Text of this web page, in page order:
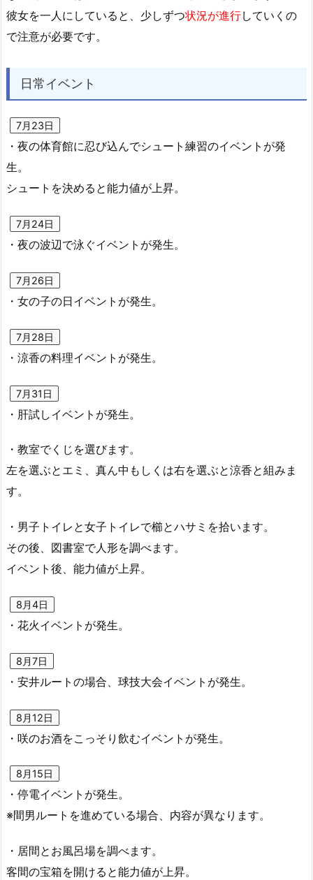
彼女を一人にしていると、少しずつ状況が進行していくの
で注意が必要です。
日常イベント
7月23日
・夜の体育館に忍び込んでシュート練習のイベントが発
生。
シュートを決めると能力値が上昇。
7月24日
・夜の波辺で泳ぐイベントが発生。
7月26日
・女の子の日イベントが発生。
7月28日
・涼香の料理イベントが発生。
7月31日
・肝試しイベントが発生。
・教室でくじを選びます。
左を選ぶとエミ、真ん中もしくは右を選ぶと涼香と組みま
す。
・男子トイレと女子トイレで櫛とハサミを拾います。
その後、図書室で人形を調べます。
イベント後、能力値が上昇。
8月4日
・花火イベントが発生。
8月7日
・安井ルートの場合、球技大会イベントが発生。
8月12日
・咲のお酒をこっそり飲むイベントが発生。
8月15日
・停電イベントが発生。
※間男ルートを進めている場合、内容が異なります。
・居間とお風呂場を調べます。
客間の宝箱を開けると能力値が上昇。